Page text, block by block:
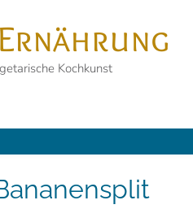
Kochkunst